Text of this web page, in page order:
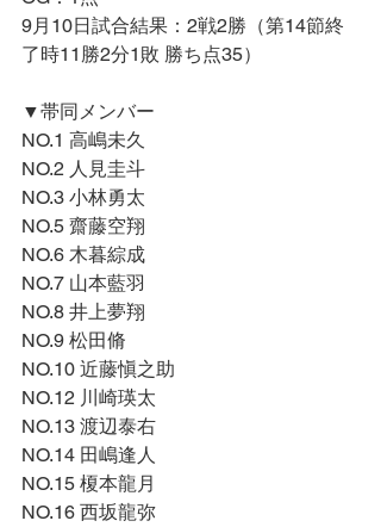
9月10日試合結果：2戦2勝（第14節終
了時11勝2分1敗 勝ち点35）
▼帯同メンバー
NO.1 高嶋未久
NO.2 人見圭斗
NO.3 小林勇太
NO.5 齋藤空翔
NO.6 木暮綜成
NO.7 山本藍羽
NO.8 井上夢翔
NO.9 松田脩
NO.10 近藤愼之助
NO.12 川崎瑛太
NO.13 渡辺泰右
NO.14 田嶋逢人
NO.15 榎本龍月
NO.16 西坂龍弥